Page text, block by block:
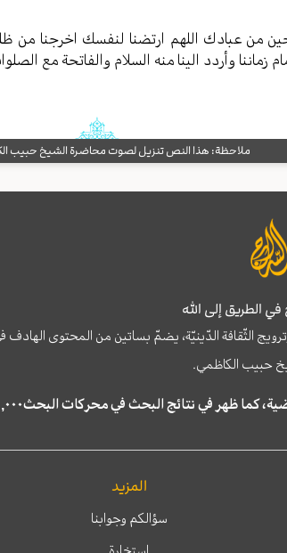
من عبادك اللهم ارتضنا لنفسك اخرجنا من
زماننا وأردد الینا منه السلام والفاتحة مع
ملاحظة: هذا النص تنزيل لصوت محاضرة الشيخ حبيب
الطريق إلى الله
الثّقافة الدّينيّة، يضمّ بساتين من المحتوى
حبيب الكاظمي.
المزيد
سؤالكم وجوابنا